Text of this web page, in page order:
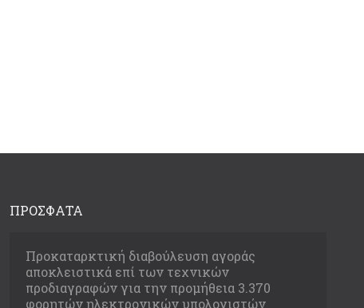
ΠΡΟΣΦΑΤΑ
Προκαταρκτική διαβούλευση αγοράς
αποκλειστικά επί των τεχνικών
προδιαγραφών για την προμήθεια 3.370
φορητών ηλεκτρονικών υπολογιστών